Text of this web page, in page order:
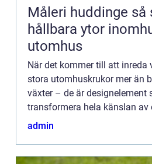
Måleri huddinge så skapar du
hållbara ytor
utomhus
När det kommer till att
stora utomhuskrukor mer än
växter – de är designelement
transformera hela känslan av
admin